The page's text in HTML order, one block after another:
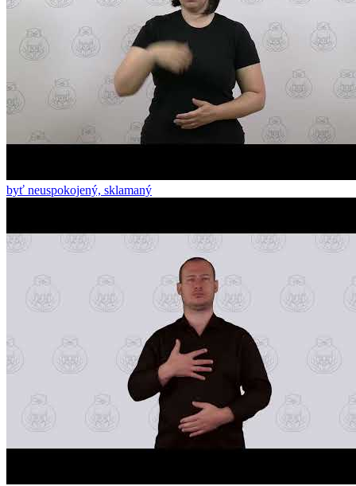
byť neuspokojený, sklamaný